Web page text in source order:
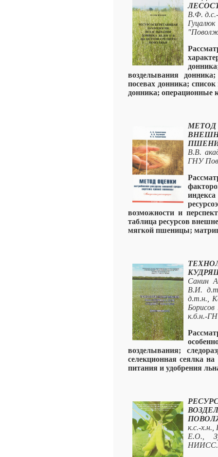
В.Ф.
возделывания
посевах донника;
донника; операционные
МЕТОД
В.В.
ГНУ
возможности и
таблица ресурсов
мягкой пшеницы;
Санин
В.И.
д.т.н.,
к.б.н.-
возделывания;
селекционная сеялка на
питания и удобрения
к.с.-
Е.О.,